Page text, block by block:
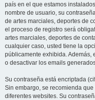
país en el que estamos
nombre de usuario, su
de artes marciales, deportes de
el proceso de registro será
artes marciales, deportes de
cualquier caso, usted tiene la
públicamente exhibida. Además,
o desactivar los emails
Su contraseña está encriptada
Sin embargo, se recomienda
diferentes websites. Su